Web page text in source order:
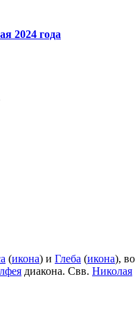
2024 года
(икона) и Глеба (икона),
диакона. Свв. Николая